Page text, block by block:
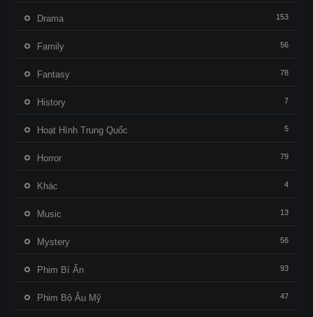
Drama 153
Family 56
Fantasy 78
History 7
Hoạt Hình Trung Quốc 5
Horror 79
Khác 4
Music 13
Mystery 56
Phim Bí Ẩn 93
Phim Bộ Âu Mỹ 47